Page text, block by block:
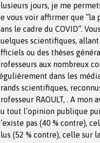
jours, je me
vous voir affirmer que
le cadre du COVID”.
scientifiques,
ou des thèses
aux nombreux
dans les
scientifiques,
RAOULT, . A
tout l’opinion publique
pas (40 % contre),
(52 % contre), celle sur